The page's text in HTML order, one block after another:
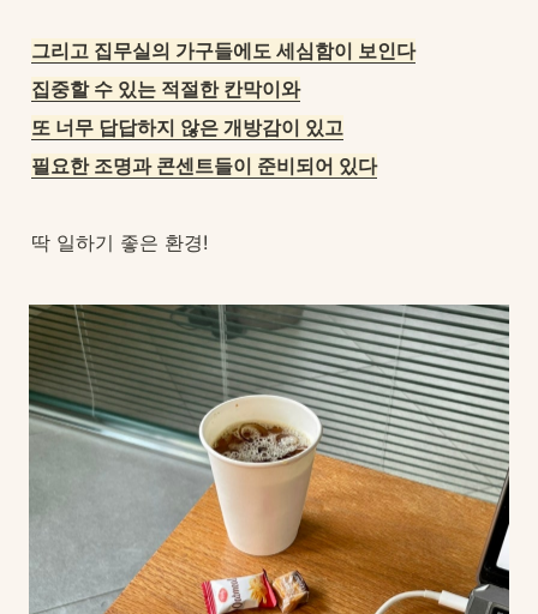
그리고 집무실의 가구들에도 세심함이 보인다
집중할 수 있는 적절한 칸막이와
또 너무 답답하지 않은 개방감이 있고
필요한 조명과 콘센트들이 준비되어 있다
딱 일하기 좋은 환경!